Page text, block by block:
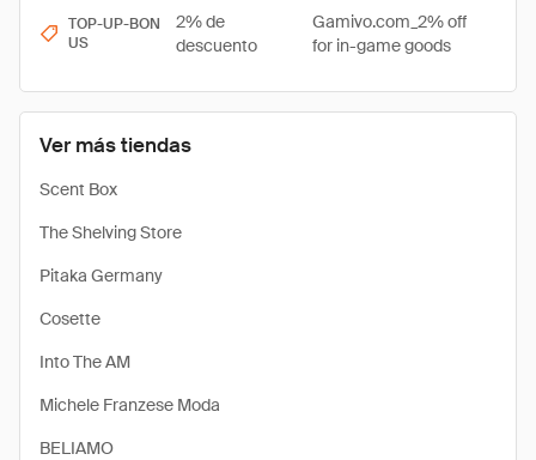
Ver más tiendas
Scent Box
The Shelving Store
Pitaka Germany
Cosette
Into The AM
Michele Franzese Moda
BELIAMO
TOP-UP-BON
US
2% de
descuento
Gamivo.com_2% off
for in-game goods